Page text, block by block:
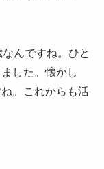
んですね。ひと
した。懐かし
。これからも活